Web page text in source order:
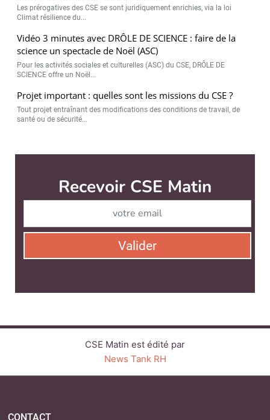
Les prérogatives des CSE se sont juridiquement enrichies, via la loi
Climat résilience du...
Vidéo 3 minutes avec DRÔLE DE SCIENCE : faire de la
science un spectacle de Noël (ASC)
Pour les activités sociales et culturelles (ASC) du CSE, DRÔLE DE
SCIENCE offre un Noël...
Projet important : quelles sont les missions du CSE ?
Tout projet entraînant des modifications des conditions de travail, de
santé ou de sécurité...
CSE Matin est édité par
QUI SOMMES-NOUS ?
LINKEDINTWITTERFACEBOOK